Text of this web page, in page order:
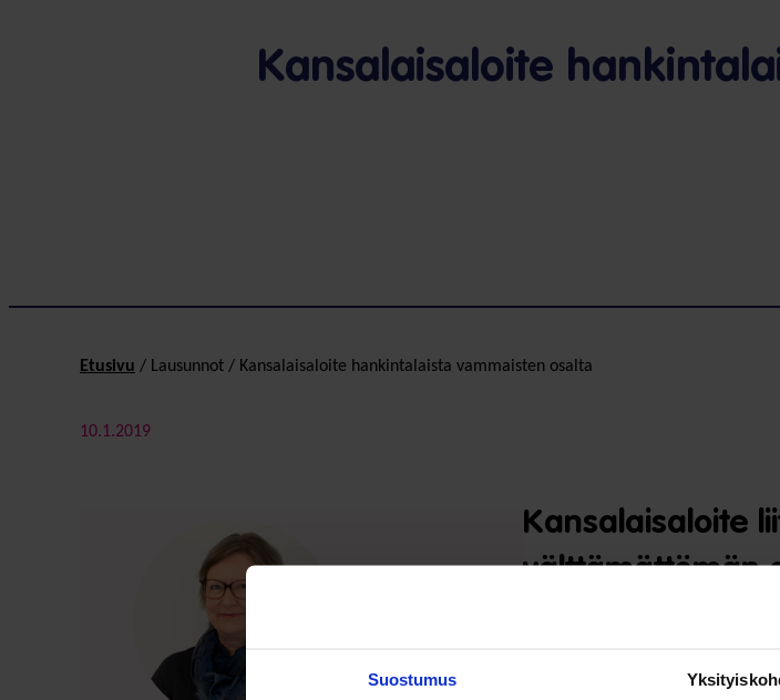
Suostumus
Kansalaisaloite
Etusivu / Lausunnot / Kansalaisaloite hankintalaista vammaisten osalta
10.1.2019
Kansalaisaloite
välttämättömän
Lausunnon vastaanottaja: